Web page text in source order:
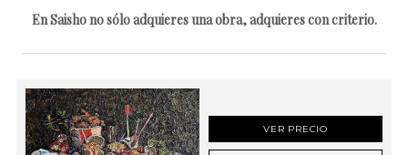
En Saisho no sólo adquieres una obra, adquieres con criterio.
VER PRECIO